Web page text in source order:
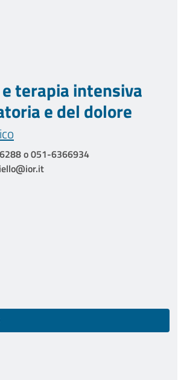
terapia intensiva
e del dolore
o 051-6366934